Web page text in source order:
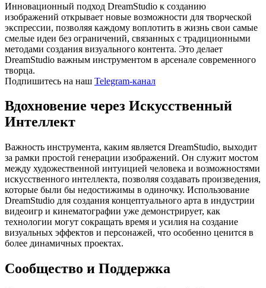
Инновационный подход DreamStudio к созданию
изображений открывает новые возможности для творческой
экспрессии, позволяя каждому воплотить в жизнь свои самые
смелые идеи без ограничений, связанных с традиционными
методами создания визуального контента. Это делает
DreamStudio важным инструментом в арсенале современного
творца.
Подпишитесь на наш Telegram-канал
Вдохновение через Искусственный
Интеллект
Важность инструмента, каким является DreamStudio, выходит
за рамки простой генерации изображений. Он служит мостом
между художественной интуицией человека и возможностями
искусственного интеллекта, позволяя создавать произведения,
которые были бы недостижимы в одиночку. Использование
DreamStudio для создания концептуального арта в индустрии
видеоигр и кинематографии уже демонстрирует, как
технологии могут сокращать время и усилия на создание
визуальных эффектов и персонажей, что особенно ценится в
более динамичных проектах.
Сообщество и Поддержка